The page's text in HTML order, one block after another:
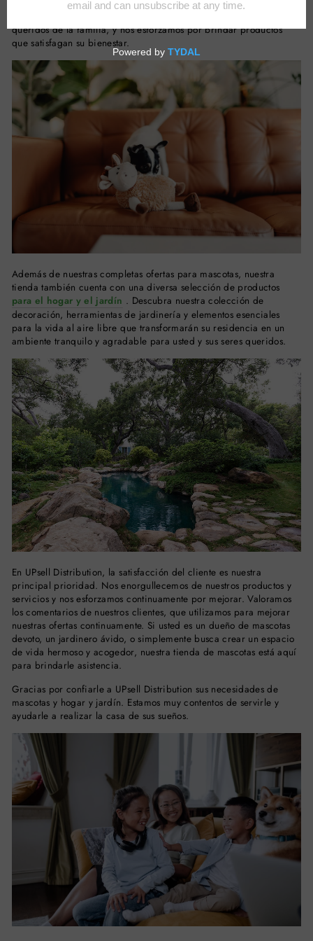
satisfacer las necesidades de tus amigos peludos, manteniéndolos
queridos de la familia, y nos esforzamos por brindar productos
que satisfagan su bienestar.
Además de nuestras completas ofertas para mascotas, nuestra
tienda también cuenta con una diversa selección de productos
para el hogar y el jardín . Descubra nuestra colección de
decoración, herramientas de jardinería y elementos esenciales
para la vida al aire libre que transformarán su residencia en un
ambiente tranquilo y agradable para usted y sus seres queridos.
En UPsell Distribution, la satisfacción del cliente es nuestra
principal prioridad. Nos enorgullecemos de nuestros productos y
servicios y nos esforzamos continuamente por mejorar. Valoramos
los comentarios de nuestros clientes, que utilizamos para mejorar
nuestras ofertas continuamente. Si usted es un dueño de mascotas
devoto, un jardinero ávido, o simplemente busca crear un espacio
de vida hermoso y acogedor, nuestra tienda de mascotas está aquí
para brindarle asistencia.
Gracias por confiarle a UPsell Distribution sus necesidades de
mascotas y hogar y jardín. Estamos muy contentos de servirle y
ayudarle a realizar la casa de sus sueños.